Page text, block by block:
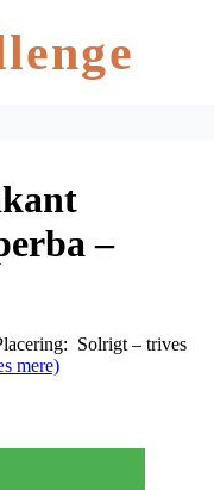
–
Solrigt – trives
mere)